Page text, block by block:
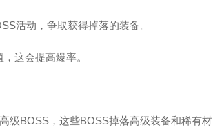
活动，争取获得掉落的装备。
这会提高爆率。
级BOSS，这些BOSS掉落高级装备和稀有材